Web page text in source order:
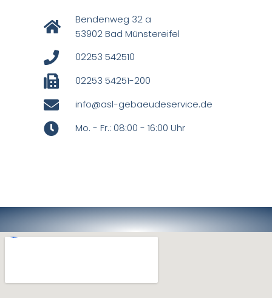
Bendenweg 32 a
53902 Bad Münstereifel
02253 542510
02253 54251-200
info@asl-gebaeudeservice.de
Mo. - Fr.: 08:00 - 16:00 Uhr